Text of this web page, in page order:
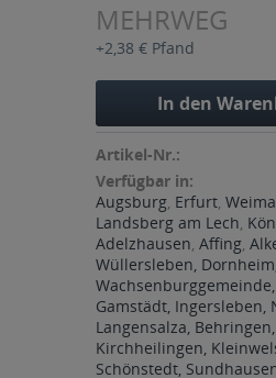
MEHRWEG
+2,38 € Pfand
In den
Artikel-Nr.:
Verfügbar in:
Augsburg, Erfurt,
Landsberg am Lech,
Adelzhausen,Affing,
Wüllersleben,
Gamstädt,
Langensalza,
Kirchheilingen,
Schönstedt,